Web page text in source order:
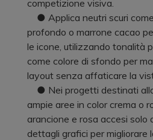
competizione visiva.
● Applica neutri scuri
profondo o marrone cacao
le icone, utilizzando tonalità
come colore di sfondo per
layout senza affaticare la
● Nei progetti destinati
ampie aree in color crema o
arancione e rosa accesi solo
dettagli grafici per migliorare